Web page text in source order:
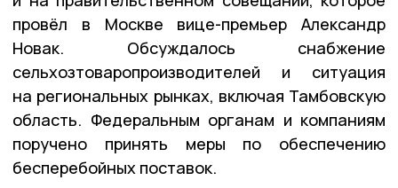
провёл в Москве вице-премьер Александр
Новак. Обсуждалось снабжение
сельхозтоваропроизводителей и ситуация
на региональных рынках, включая Тамбовскую
область. Федеральным органам и компаниям
поручено принять меры по обеспечению
бесперебойных поставок.